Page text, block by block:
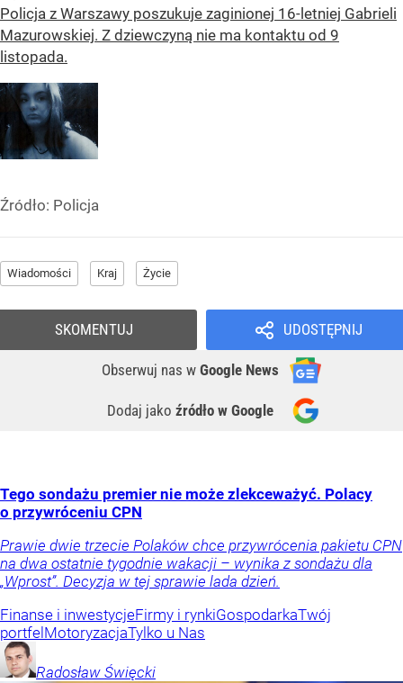
Policja z Warszawy poszukuje zaginionej 16-letniej Gabrieli
Mazurowskiej. Z dziewczyną nie ma kontaktu od 9
listopada.
Źródło: Policja
Wiadomości Kraj Życie
UDOSTĘPNIJ
Obserwuj nas w Google News
Dodaj jako źródło w Google
SKOMENTUJ
Tego sondażu premier nie może zlekceważyć. Polacy
o przywróceniu CPN
Prawie dwie trzecie Polaków chce przywrócenia pakietu CPN
na dwa ostatnie tygodnie wakacji – wynika z sondażu dla
„Wprost”. Decyzja w tej sprawie lada dzień.
Finanse i inwestycjeFirmy i rynkiGospodarkaTwój
portfel MotoryzacjaTylko u Nas
Radosław Święcki